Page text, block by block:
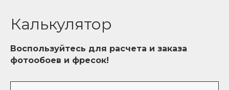
Калькулятор
Воспользуйтесь для расчета и заказа
фотообоев и фресок!